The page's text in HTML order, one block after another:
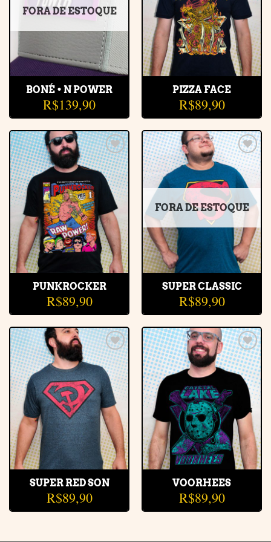
FORA DE ESTOQUE
BONÉ • N POWER
R$139,90
PIZZA FACE
R$89,90
Adicionar
à lista de
desejos
PUNKROCKER
R$89,90
Adicionar
à lista de
desejos
FORA DE ESTOQUE
SUPER CLASSIC
R$89,90
Adicionar
à lista de
desejos
SUPER RED SON
R$89,90
Adicionar
à lista de
desejos
VOORHEES
R$89,90